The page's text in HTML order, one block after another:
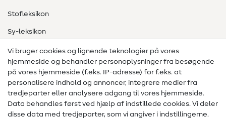
Stofleksikon
Sy-leksikon
Syvejledninger
Hjælp & kontakt
Kontakt
Information om ændring af operatør
Vi bruger cookies og lignende teknologier på vores
hjemmeside og behandler personoplysninger fra besøgende
på vores hjemmeside (f.eks. IP-adresse) for f.eks. at
personalisere indhold og annoncer, integrere medier fra
tredjeparter eller analysere adgang til vores hjemmeside.
Data behandles først ved hjælp af indstillede cookies. Vi deler
disse data med tredjeparter, som vi angiver i indstillingerne.